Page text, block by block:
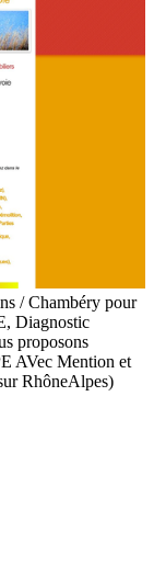
/ Chambéry pour
Diagnostic
proposons
AVec Mention et
RhôneAlpes)